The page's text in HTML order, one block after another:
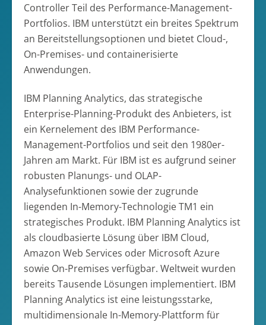
Controller Teil des Performance-Management-
Portfolios. IBM unterstützt ein breites Spektrum
an Bereitstellungsoptionen und bietet Cloud-,
On-Premises- und containerisierte
Anwendungen.
IBM Planning Analytics, das strategische
Enterprise-Planning-Produkt des Anbieters, ist
ein Kernelement des IBM Performance-
Management-Portfolios und seit den 1980er-
Jahren am Markt. Für IBM ist es aufgrund seiner
robusten Planungs- und OLAP-
Analysefunktionen sowie der zugrunde
liegenden In-Memory-Technologie TM1 ein
strategisches Produkt. IBM Planning Analytics ist
als cloudbasierte Lösung über IBM Cloud,
Amazon Web Services oder Microsoft Azure
sowie On-Premises verfügbar. Weltweit wurden
bereits Tausende Lösungen implementiert. IBM
Planning Analytics ist eine leistungsstarke,
multidimensionale In-Memory-Plattform für